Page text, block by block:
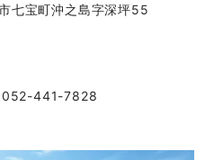
宝町沖之島字深坪55
441-7828